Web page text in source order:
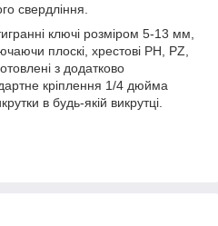
свердління.
ключі розміром 5-13 мм,
плоскі, хрестові PH, PZ,
з додатково
кріплення 1/4 дюйма
в будь-якій викрутці.